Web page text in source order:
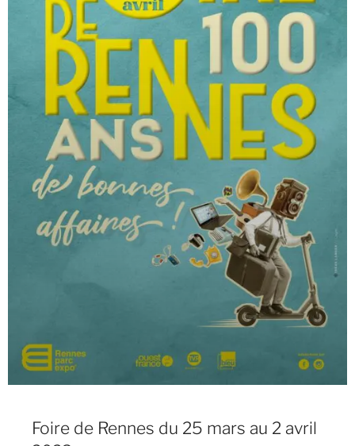
Foire de Rennes du 25 mars au 2 avril